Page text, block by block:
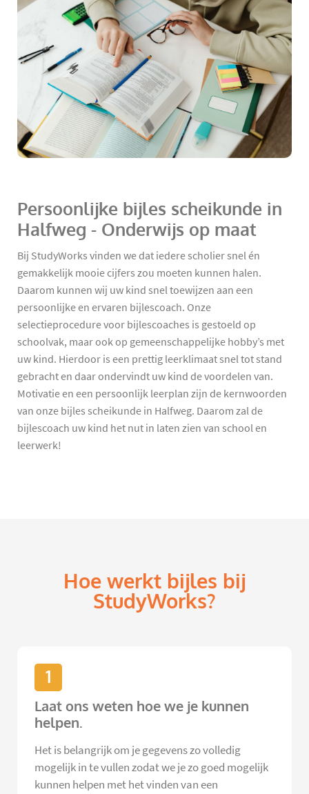
Persoonlijke bijles scheikunde in
Halfweg - Onderwijs op maat
Bij StudyWorks vinden we dat iedere scholier snel én
gemakkelijk mooie cijfers zou moeten kunnen halen.
Daarom kunnen wij uw kind snel toewijzen aan een
persoonlijke en ervaren bijlescoach. Onze
selectieprocedure voor bijlescoaches is gestoeld op
schoolvak, maar ook op gemeenschappelijke hobby’s met
uw kind. Hierdoor is een prettig leerklimaat snel tot stand
gebracht en daar ondervindt uw kind de voordelen van.
Motivatie en een persoonlijk leerplan zijn de kernwoorden
van onze bijles scheikunde in Halfweg. Daarom zal de
bijlescoach uw kind het nut in laten zien van school en
leerwerk!
Hoe werkt bijles bij
StudyWorks?
1
Laat ons weten hoe we je kunnen
helpen.
Het is belangrijk om je gegevens zo volledig
mogelijk in te vullen zodat we je zo goed mogelijk
kunnen helpen met het vinden van een